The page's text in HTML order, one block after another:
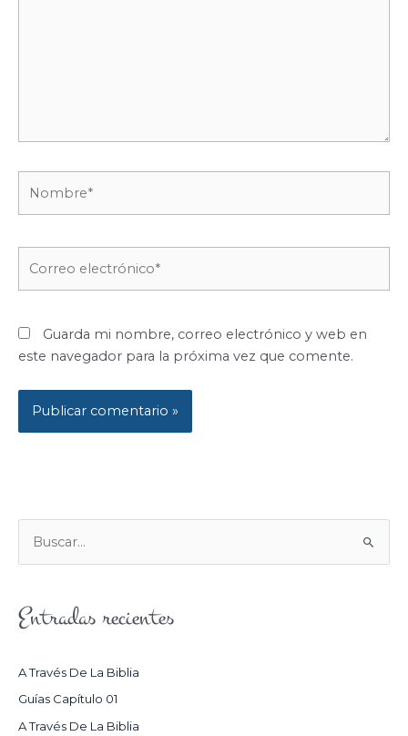
Guarda mi nombre, correo electrónico y web en
este navegador para la próxima vez que comente.
U
C
Entradas recientes
A Través De La Biblia
Guías Capítulo 01
A Través De La Biblia